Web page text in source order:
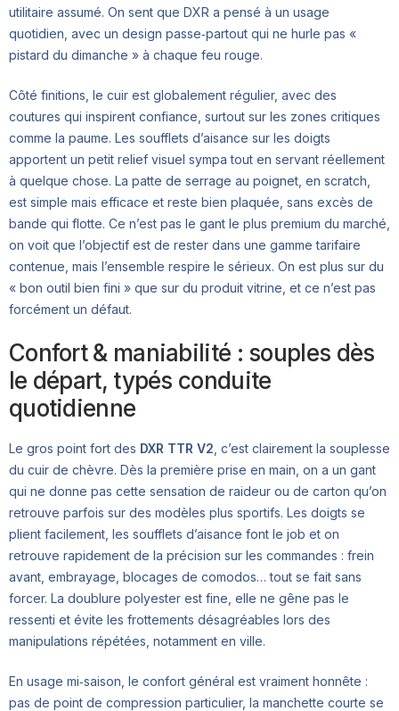
utilitaire assumé. On sent que DXR a pensé à un usage
quotidien, avec un design passe‑partout qui ne hurle pas «
pistard du dimanche » à chaque feu rouge.
Côté finitions, le cuir est globalement régulier, avec des
coutures qui inspirent confiance, surtout sur les zones critiques
comme la paume. Les soufflets d’aisance sur les doigts
apportent un petit relief visuel sympa tout en servant réellement
à quelque chose. La patte de serrage au poignet, en scratch,
est simple mais efficace et reste bien plaquée, sans excès de
bande qui flotte. Ce n’est pas le gant le plus premium du marché,
on voit que l’objectif est de rester dans une gamme tarifaire
contenue, mais l’ensemble respire le sérieux. On est plus sur du
« bon outil bien fini » que sur du produit vitrine, et ce n’est pas
forcément un défaut.
Confort & maniabilité : souples dès
le départ, typés conduite
quotidienne
Le gros point fort des DXR TTR V2 , c’est clairement la souplesse
du cuir de chèvre. Dès la première prise en main, on a un gant
qui ne donne pas cette sensation de raideur ou de carton qu’on
retrouve parfois sur des modèles plus sportifs. Les doigts se
plient facilement, les soufflets d’aisance font le job et on
retrouve rapidement de la précision sur les commandes : frein
avant, embrayage, blocages de comodos… tout se fait sans
forcer. La doublure polyester est fine, elle ne gêne pas le
ressenti et évite les frottements désagréables lors des
manipulations répétées, notamment en ville.
En usage mi‑saison, le confort général est vraiment honnête :
pas de point de compression particulier, la manchette courte se